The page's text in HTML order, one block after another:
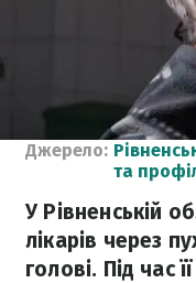
Джерело:
та
У Рівненській
лікарів через
голові. Під час